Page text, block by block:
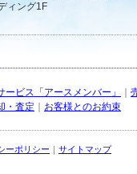
ィング1F
ービス「アースメンバー」
・査定 お客様とのお約束
ーポリシー サイトマップ